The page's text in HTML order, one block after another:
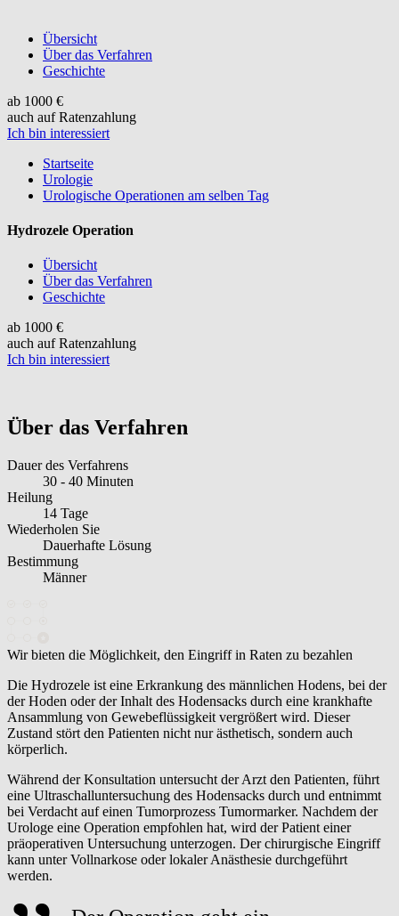
Übersicht
Über das Verfahren
Geschichte
ab 1000 €
auch auf Ratenzahlung
Ich bin interessiert
Startseite
Urologie
Urologische Operationen am selben Tag
Hydrozele Operation
Übersicht
Über das Verfahren
Geschichte
ab 1000 €
auch auf Ratenzahlung
Ich bin interessiert
Über das Verfahren
Dauer des Verfahrens
30 - 40 Minuten
Heilung
14 Tage
Wiederholen Sie
Dauerhafte Lösung
Bestimmung
Männer
Wir bieten die Möglichkeit, den Eingriff in Raten zu bezahlen
Die Hydrozele ist eine Erkrankung des männlichen Hodens, bei der
der Hoden oder der Inhalt des Hodensacks durch eine krankhafte
Ansammlung von Gewebeflüssigkeit vergrößert wird. Dieser
Zustand stört den Patienten nicht nur ästhetisch, sondern auch
körperlich.
Während der Konsultation untersucht der Arzt den Patienten, führt
eine Ultraschalluntersuchung des Hodensacks durch und entnimmt
bei Verdacht auf einen Tumorprozess Tumormarker. Nachdem der
Urologe eine Operation empfohlen hat, wird der Patient einer
präoperativen Untersuchung unterzogen. Der chirurgische Eingriff
kann unter Vollnarkose oder lokaler Anästhesie durchgeführt
werden.